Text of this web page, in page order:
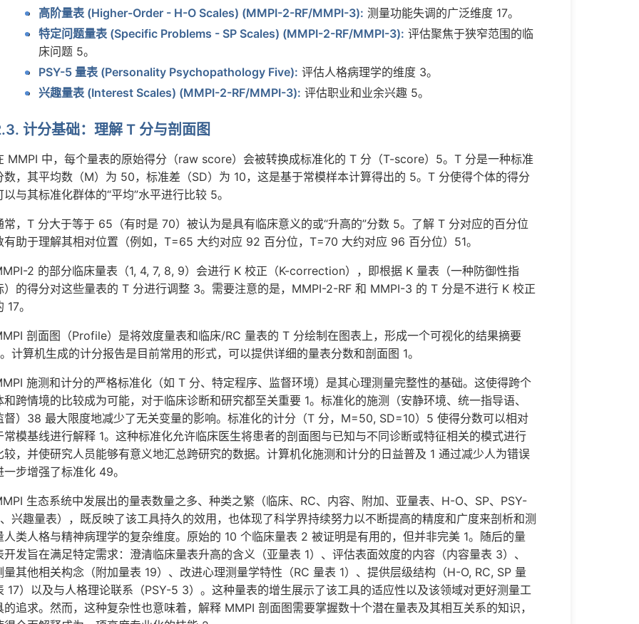
高阶量表 (Higher-Order - H-O Scales) (MMPI-2-RF/MMPI-3): 测量功能失调的广泛维度 17。
特定问题量表 (Specific Problems - SP Scales) (MMPI-2-RF/MMPI-3): 评估聚焦于狭窄范围的临
床问题 5。
PSY-5 量表 (Personality Psychopathology Five): 评估人格病理学的维度 3。
兴趣量表 (Interest Scales) (MMPI-2-RF/MMPI-3): 评估职业和业余兴趣 5。
计分基础：理解 T 分与剖面图
MMPI 中，每个量表的原始得分（raw score）会被转换成标准化的 T 分（T-score）5。T 分是一种标准
数，其平均数（M）为 50，标准差（SD）为 10，这是基于常模样本计算得出的 5。T 分使得个体的得分
以与其标准化群体的“平均”水平进行比较 5。
常，T 分大于等于 65（有时是 70）被认为是具有临床意义的或“升高的”分数 5。了解 T 分对应的百分位
有助于理解其相对位置（例如，T=65 大约对应 92 百分位，T=70 大约对应 96 百分位）51。
2 的部分临床量表（1, 4, 7, 8, 9）会进行 K 校正（K-correction），即根据 K 量表（一种防御性指
）的得分对这些量表的 T 分进行调整 3。需要注意的是，MMPI-2-RF 和 MMPI-3 的 T 分是不进行 K 校正
17。
剖面图（Profile）是将效度量表和临床/RC 量表的 T 分绘制在图表上，形成一个可视化的结果摘要
计算机生成的计分报告是目前常用的形式，可以提供详细的量表分数和剖面图 1。
施测和计分的严格标准化（如 T 分、特定程序、监督环境）是其心理测量完整性的基础。这使得跨个
和跨情境的比较成为可能，对于临床诊断和研究都至关重要 1。标准化的施测（安静环境、统一指导语、
督）38 最大限度地减少了无关变量的影响。标准化的计分（T 分，M=50, SD=10）5 使得分数可以相对
常模基线进行解释 1。这种标准化允许临床医生将患者的剖面图与已知与不同诊断或特征相关的模式进行
较，并使研究人员能够有意义地汇总跨研究的数据。计算机化施测和计分的日益普及 1 通过减少人为错误
一步增强了标准化 49。
生态系统中发展出的量表数量之多、种类之繁（临床、RC、内容、附加、亚量表、H-O、SP、PSY-
兴趣量表），既反映了该工具持久的效用，也体现了科学界持续努力以不断提高的精度和广度来剖析和测
人类人格与精神病理学的复杂维度。原始的 10 个临床量表 2 被证明是有用的，但并非完美 1。随后的量
开发旨在满足特定需求：澄清临床量表升高的含义（亚量表 1）、评估表面效度的内容（内容量表 3）、
量其他相关构念（附加量表 19）、改进心理测量学特性（RC 量表 1）、提供层级结构（H-O, RC, SP 量
17）以及与人格理论联系（PSY-5 3）。这种量表的增生展示了该工具的适应性以及该领域对更好测量工
的追求。然而，这种复杂性也意味着，解释 MMPI 剖面图需要掌握数十个潜在量表及其相互关系的知识，